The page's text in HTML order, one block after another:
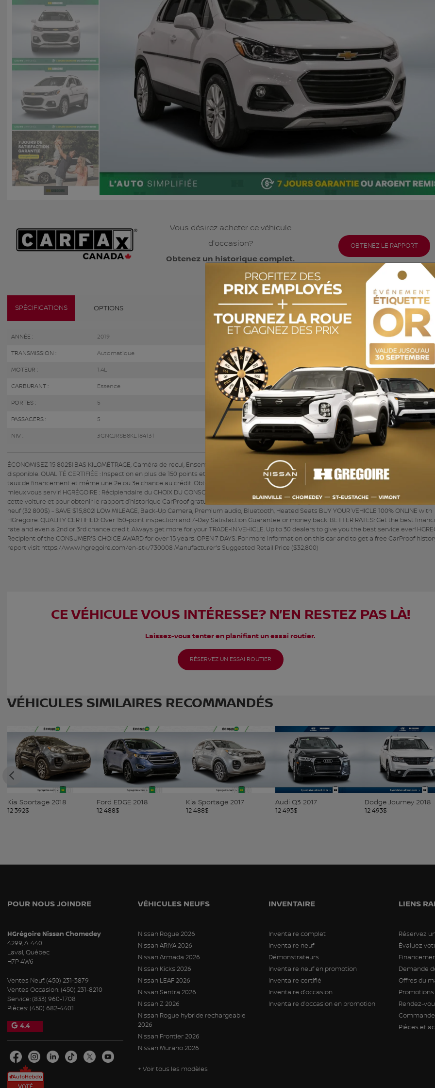
Vous désirez acheter ce véhicule
d'occasion?
Obtenez un historique complet.
OBTENEZ LE RAPPORT
SPÉCIFICATIONS OPTIONS
ANNÉE : 2019 ODOMÈTRE:
TRANSMISSION : Automatique MOTRICITÉ :
MOTEUR : 1.4L MOTEUR (L) : 1.4
CARBURANT : Essence COULEUR EXTÉRIEUR : Blanc (GAZ)
PORTES : 5 COULEUR INTÉRIEUR: Brun
PASSAGERS : 5 NUMÉRO DE STOCK : 730008
NIV : 3GNCJRSB8KL184131
ÉCONOMISEZ 15 802$! BAS KILOMÉTRAGE, Caméra de recul, Ensemble audio premium, Bluetooth, Sièges Chauffants ACHAT 100% EN LIGNE
disponible. QUALITÉ CERTIFIÉE : Inspection en plus de 150 points et satisfaction garantie 7 jours ou argent remis. MEILLEUR TAUX : Obtenez le
taux de financement et même une 2e ou 3e chance au crédit. Obtenez toujours plus pour votre VÉHICULE D’ÉCHANGE. 30 concessionnaires
mieux vous servir! HGRÉGOIRE : Récipiendaire du CHOIX DU CONSOMMATEUR depuis plus de 15 ans. OUVERT 7 JOURS. Pour plus d'information
cette voiture et pour obtenir le rapport d’historique CarProof gratuitement visitez https://www.hgregoire.com/fr-stk/730008 *Prix du
neuf (32 800$) - SAVE $15,802! LOW MILEAGE, Back-Up Camera, Premium audio, Bluetooth, Heated Seats BUY YOUR VEHICLE 100% ONLINE with
HGregoire. QUALITY CERTIFIED: Over 150-point inspection and 7-Day Satisfaction Guarantee or money back. BETTER RATES: Get the best
rate and even a 2nd or 3rd chance credit. Always get more for your TRADE-IN VEHICLE. Up to 30 dealers to give you the best service ever!
Recipient of the CONSUMER'S CHOICE AWARD for over 15 years. OPEN 7 DAYS. For more information on this car and to get a free CarProof
report visit https://www.hgregoire.com/en-stk/730008 Manufacturer's Suggested Retail Price ($32,800)
CE VÉHICULE VOUS INTÉRESSE? N’EN RESTEZ PAS LÀ!
Laissez-vous tenter en planifiant un essai routier.
RÉSERVEZ UN ESSAI ROUTIER
VÉHICULES SIMILAIRES RECOMMANDÉS
Ford EDGE 2018
Kia Sportage 2017
Audi Q3 2017
Dodge Journey 2018
Hyundai
POUR NOUS JOINDRE
HGrégoire Nissan Chomedey
4299, A. 440
Laval,Québec
H7P 4W6
Ventes Neuf: (450) 231-3879
Ventes Occasion: (450) 231-8210
Service: (833) 960-1708
Pièces: (450) 682-4401
4.4
VÉHICULES NEUFS
Nissan Rogue 2026
Nissan ARIYA 2026
Nissan Armada 2026
Nissan Kicks 2026
Nissan LEAF 2026
Nissan Sentra 2026
Nissan Z 2026
Nissan Rogue hybride rechargeable
2026
Nissan Frontier 2026
Nissan Murano 2026
+ Voir tous les modèles
INVENTAIRE
Inventaire complet
Inventaire neuf
Démonstrateurs
Inventaire neuf en promotion
Inventaire certifié
Inventaire d’occasion
Inventaire d’occasion en promotion
LIENS
Réservez
Évaluez
Demande
Offres du
Rendez-
Pièces et